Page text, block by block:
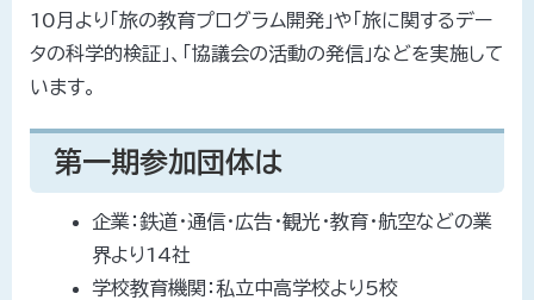
10月より「旅の教育プログラム開発」や「旅に関するデー
タの科学的検証」、「協議会の活動の発信」などを実施して
います。
第一期参加団体は
企業：鉄道・通信・広告・観光・教育・航空などの業
界より14社
学校教育機関：私立中高学校より5校